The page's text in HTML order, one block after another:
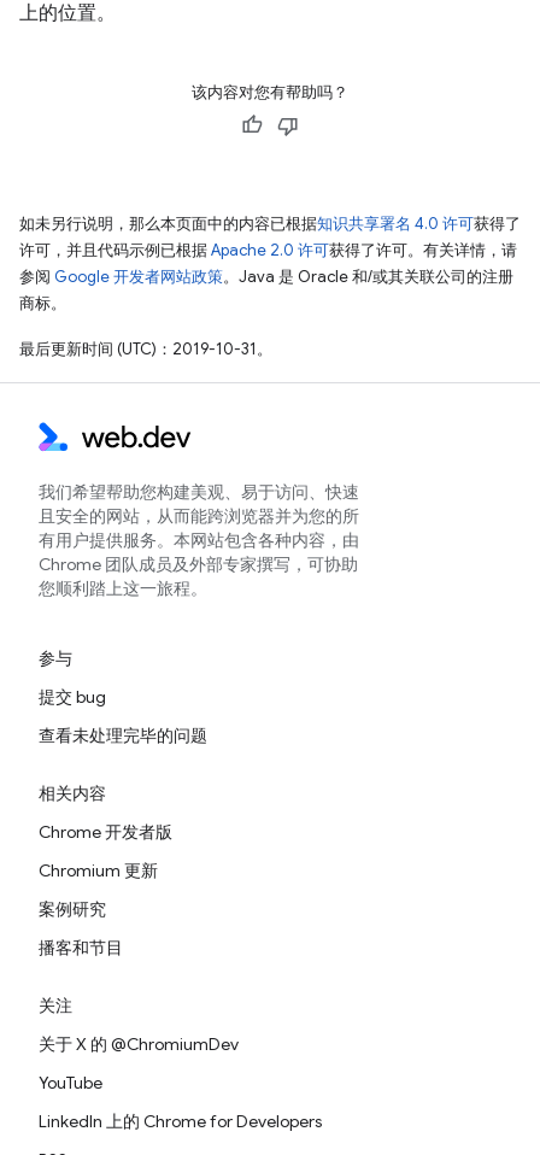
上的位置。
该内容对您有帮助吗？
如未另行说明，那么本页面中的内容已根据知识共享署名 4.0 许可获得了
许可，并且代码示例已根据Apache 2.0 许可获得了许可。有关详情，请
参阅 Google 开发者网站政策。Java 是 Oracle 和/或其关联公司的注册
商标。
最后更新时间 (UTC)：2019-10-31。
我们希望帮助您构建美观、易于访问、快速
且安全的网站，从而能跨浏览器并为您的所
有用户提供服务。本网站包含各种内容，由
Chrome 团队成员及外部专家撰写，可协助
您顺利踏上这一旅程。
参与
提交 bug
查看未处理完毕的问题
相关内容
Chrome 开发者版
Chromium 更新
案例研究
播客和节目
关注
关于 X 的 @ChromiumDev
YouTube
LinkedIn 上的 Chrome for Developers